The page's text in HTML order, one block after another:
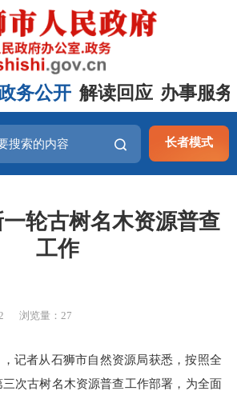
务公开 解读回应 办事服务
长者模式
轮古树名木资源普查
工作
浏览量： 27
者从石狮市自然资源局获悉，按照全
次古树名木资源普查工作部署，为全面